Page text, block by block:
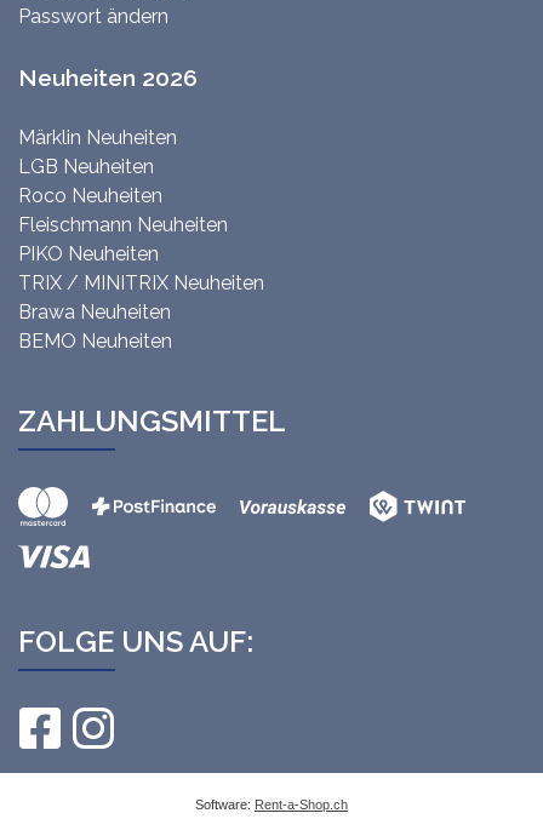
Passwort ändern
Neuheiten 2026
Märklin Neuheiten
LGB Neuheiten
Roco Neuheiten
Fleischmann Neuheiten
PIKO Neuheiten
TRIX / MINITRIX Neuheiten
Brawa Neuheiten
BEMO Neuheiten
ZAHLUNGSMITTEL
FOLGE UNS AUF:
Software: Rent-a-Shop.ch